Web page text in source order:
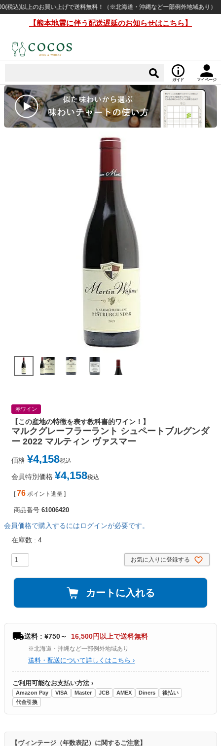
上のお買い上げで送料無料！（※北海道・沖縄など一部例外地域あり）
【熊本地震に伴う配送遅延のお知らせはこちら】
ガイド マイページ
赤ワイン
【この産地の特徴を表す教科書的ワイン！】
マルクグレーフラーラント シュペートブルグンダ
ー 2022 マルティン ヴァスマー
価格 ¥4,158税込
会員特別価格 ¥4,158税込
[ 76 ポイント進呈 ]
商品番号 61006420
会員価格で購入するにはログインが必要です。
在庫数
4
お気に入りに登録する
カートに入れる
送料 : ¥750～ 16,500円以上で送料無料
※北海道・沖縄など一部例外地域あり
送料・配送について詳しくはこちら ›
ご利用可能なお支払い方法 ›
Amazon Pay VISA Master JCB AMEX Diners
後払い
代金引換
【ヴィンテージ（年数表記）に関するご注意】